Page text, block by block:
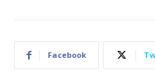
Facebook